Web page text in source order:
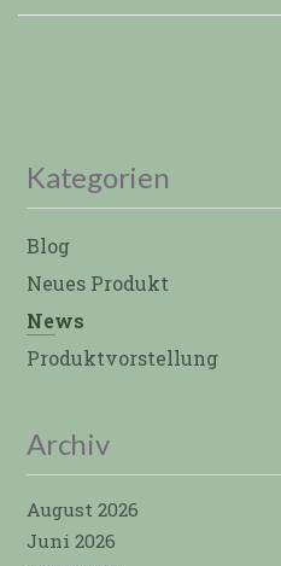
Kategorien
Blog
Neues Produkt
News
Produktvorstellung
Archiv
August 2026
Juni 2026